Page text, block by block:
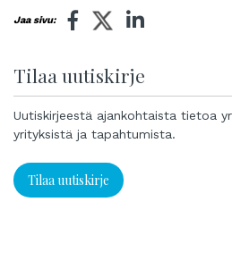
Jaa sivu:
Tilaa uutiskirje
Uutiskirjeestä ajankohtaista tietoa
yrityksistä ja tapahtumista.
Tilaa uutiskirje